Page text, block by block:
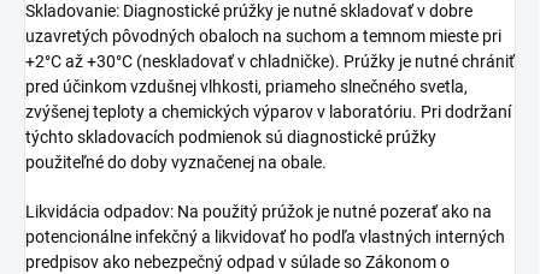
Skladovanie: Diagnostické prúžky je nutné skladovať v dobre
uzavretých pôvodných obaloch na suchom a temnom mieste pri
+2°C až +30°C (neskladovať v chladničke). Prúžky je nutné chrániť
pred účinkom vzdušnej vlhkosti, priameho slnečného svetla,
zvýšenej teploty a chemických výparov v laboratóriu. Pri dodržaní
týchto skladovacích podmienok sú diagnostické prúžky
použiteľné do doby vyznačenej na obale.
Likvidácia odpadov: Na použitý prúžok je nutné pozerať ako na
potencionálne infekčný a likvidovať ho podľa vlastných interných
predpisov ako nebezpečný odpad v súlade so Zákonom o